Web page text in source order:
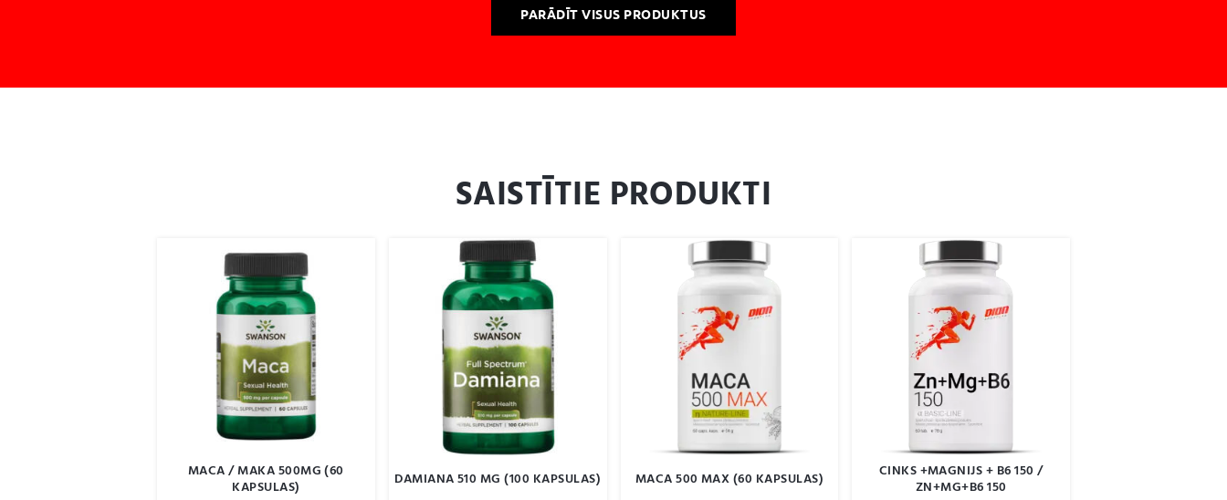
PARĀDĪT VISUS PRODUKTUS
SAISTĪTIE PRODUKTI
MACA / MAKA 500MG (60
KAPSULAS) DAMIANA 510 MG (100 KAPSULAS) MACA 500 MAX (60 KAPSULAS) CINKS +MAGNIJS + B6 150 /
ZN+MG+B6 150